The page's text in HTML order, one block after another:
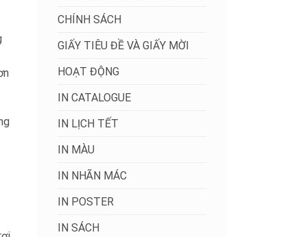
CHÍNH SÁCH
GIẤY TIÊU ĐỀ VÀ GIẤY MỜI
HOẠT ĐỘNG
IN CATALOGUE
IN LỊCH TẾT
IN MÀU
IN NHÃN MÁC
IN POSTER
IN SÁCH